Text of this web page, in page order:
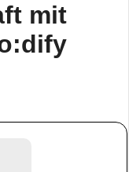
mit